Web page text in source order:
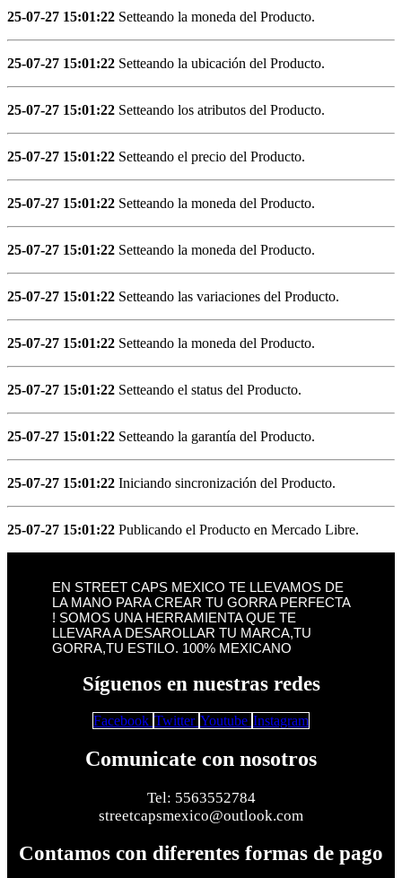
25-07-27 15:01:22 Setteando la moneda del Producto.
25-07-27 15:01:22 Setteando la ubicación del Producto.
25-07-27 15:01:22 Setteando los atributos del Producto.
25-07-27 15:01:22 Setteando el precio del Producto.
25-07-27 15:01:22 Setteando la moneda del Producto.
25-07-27 15:01:22 Setteando la moneda del Producto.
25-07-27 15:01:22 Setteando las variaciones del Producto.
25-07-27 15:01:22 Setteando la moneda del Producto.
25-07-27 15:01:22 Setteando el status del Producto.
25-07-27 15:01:22 Setteando la garantía del Producto.
25-07-27 15:01:22 Iniciando sincronización del Producto.
25-07-27 15:01:22 Publicando el Producto en Mercado Libre.
EN STREET CAPS MEXICO TE LLEVAMOS DE
LA MANO PARA CREAR TU GORRA PERFECTA
! SOMOS UNA HERRAMIENTA QUE TE
LLEVARA A DESAROLLAR TU MARCA,TU
GORRA,TU ESTILO. 100% MEXICANO
Síguenos en nuestras redes
Facebook Twitter Youtube Instagram
Comunicate con nosotros
Tel: 5563552784
streetcapsmexico@outlook.com
Contamos con diferentes formas de pago